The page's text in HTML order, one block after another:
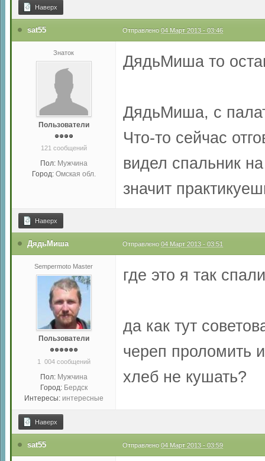
Наверх
sat55 Отправлено 04 Март 2013 - 03:46
Знаток
Пользователи
121 сообщений
Пол: Мужчина
Город: Омская обл.
ДядьМиша то
ДядьМиша, с
Что-то сейчас
видел спальник
значит
Наверх
ДядьМиша Отправлено 04 Март 2013 - 03:51
Sempermoto Master
Пользователи
1 004 сообщений
Пол: Мужчина
Город: Бердск
Интересы: интересные
где это я так
да как тут
череп проломить
хлеб не кушать?
Наверх
sat55 Отправлено 04 Март 2013 - 03:59